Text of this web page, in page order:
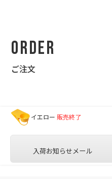
Order
ご注文
イエロー 販売終了
入荷お知らせメール